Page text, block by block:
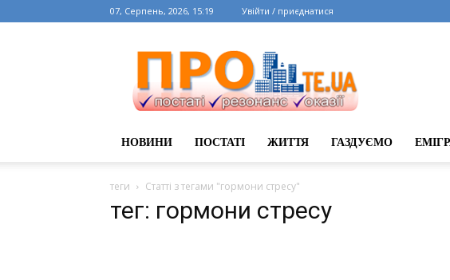
07, Серпень, 2026, 15:19 Увійти / приєднатися
НОВИНИ ПОСТАТІ ЖИТТЯ ГАЗДУЄМО
теги Статті з тегами "гормони стресу"
тег: гормони стресу